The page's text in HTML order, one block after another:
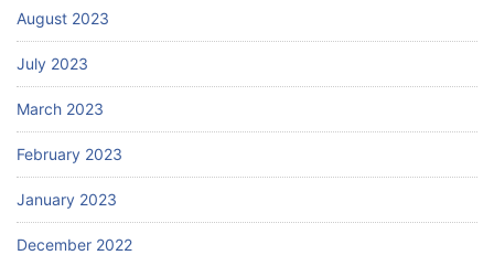
August 2023
July 2023
March 2023
February 2023
January 2023
December 2022